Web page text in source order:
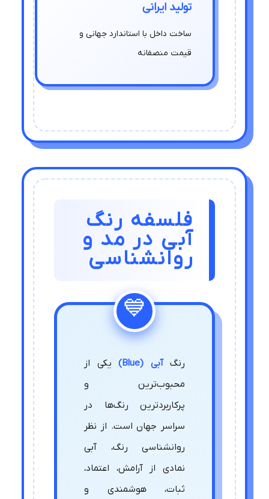
تولید ایرانی
ساخت داخل با استاندارد جهانی و
قیمت منصفانه
فلسفه رنگ
آبی در مد و
روانشناسی
رنگآبی (Blue)
یکی از
محبوب‌ترین و
پرکاربردترین رنگ‌ها در
سراسر جهان است. از نظر
روانشناسی رنگ، آبی
نمادی از آرامش، اعتماد،
ثبات، هوشمندی و